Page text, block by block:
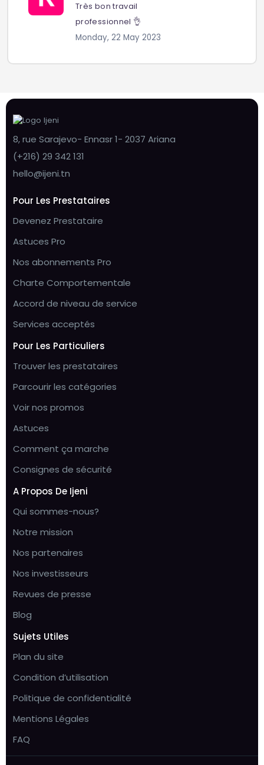
Très bon travail
professionnel 👌
Monday, 22 May 2023
8, rue Sarajevo- Ennasr 1- 2037 Ariana
(+216) 29 342 131
hello@ijeni.tn
Pour Les Prestataires
Devenez Prestataire
Astuces Pro
Nos abonnements Pro
Charte Comportementale
Accord de niveau de service
Services acceptés
Pour Les Particuliers
Trouver les prestataires
Parcourir les catégories
Voir nos promos
Astuces
Comment ça marche
Consignes de sécurité
A Propos De Ijeni
Qui sommes-nous?
Notre mission
Nos partenaires
Nos investisseurs
Revues de presse
Blog
Sujets Utiles
Plan du site
Condition d’utilisation
Politique de confidentialité
Mentions Légales
FAQ